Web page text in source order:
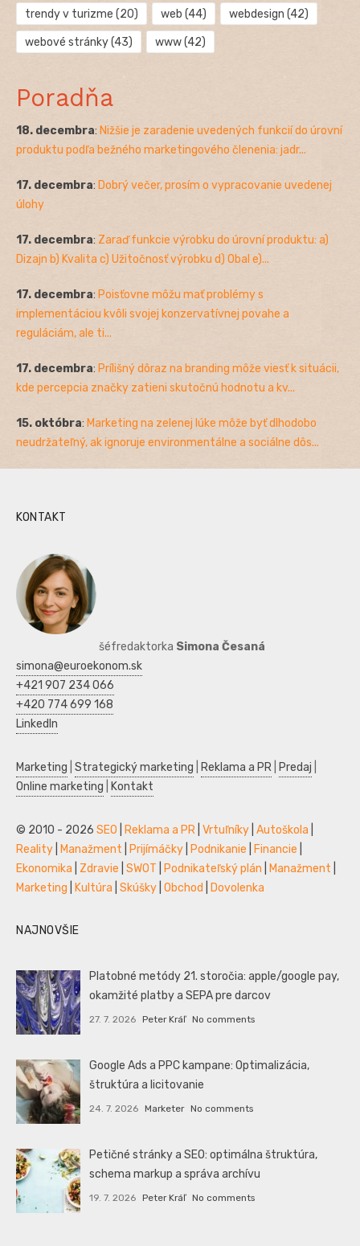
trendy v turizme (20) web (44) webdesign (42)
webové stránky(43) www(42)
Poradňa
18. decembra: Nižšie je zaradenie uvedených funkcií do úrovní
produktu podľa bežného marketingového členenia: jadr...
17. decembra: Dobrý večer, prosím o vypracovanie uvedenej
úlohy
17. decembra: Zaraď funkcie výrobku do úrovní produktu: a)
Dizajn b) Kvalita c) Užitočnosť výrobku d) Obal e)...
17. decembra: Poisťovne môžu mať problémy s
implementáciou kvôli svojej konzervatívnej povahe a
reguláciám, ale ti...
17. decembra: Prílišný dôraz na branding môže viesť k situácii,
kde percepcia značky zatieni skutočnú hodnotu a kv...
15. októbra: Marketing na zelenej lúke môže byť dlhodobo
neudržateľný, ak ignoruje environmentálne a sociálne dôs...
KONTAKT
šéfredaktorka Simona Česaná
simona@euroekonom.sk
+421 907 234 066
+420 774 699 168
LinkedIn
Marketing Strategický marketing Reklama a PR Predaj
Online marketing
Kontakt
© 2010 - 2026 SEO Reklama a PR Vrtuľníky Autoškola
Reality
Manažment Prijímáčky Podnikanie Financie
Ekonomika
Zdravie SWOT Podnikateľský plán Manažment
Marketing
Kultúra Skúšky Obchod Dovolenka
NAJNOVŠIE
Platobné metódy 21. storočia: apple/google pay,
okamžité platby a SEPA pre darcov
27. 7. 2026 Peter Kráľ No comments
Google Ads a PPC kampane: Optimalizácia,
štruktúra a licitovanie
24. 7. 2026 Marketer No comments
Petičné stránky a SEO: optimálna štruktúra,
schema markup a správa archívu
19. 7. 2026 Peter Kráľ No comments